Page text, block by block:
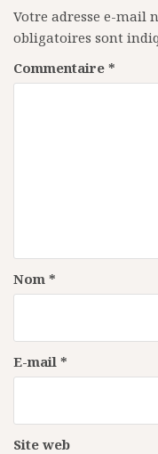
Votre adresse e-mail
obligatoires sont
Commentaire *
Nom *
E-mail *
Site web